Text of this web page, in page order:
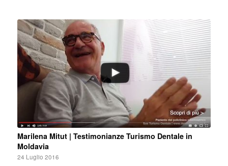
Marilena Mitut | Testimonianze Turismo Dentale in
Moldavia
24 Luglio 2016